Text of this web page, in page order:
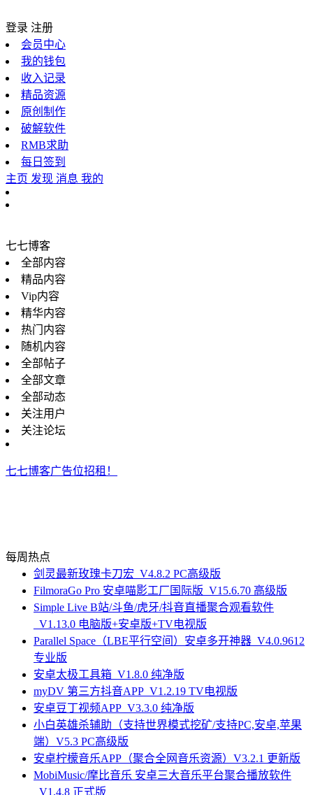
登录 注册
会员中心
我的钱包
收入记录
精品资源
原创制作
破解软件
RMB求助
每日签到
主页 发现 消息 我的
七七博客
全部内容
精品内容
Vip内容
精华内容
热门内容
随机内容
全部帖子
全部文章
全部动态
关注用户
关注论坛
七七博客广告位招租！
每周热点
剑灵最新玫瑰卡刀宏_V4.8.2 PC高级版
FilmoraGo Pro 安卓喵影工厂国际版_V15.6.70 高级版
Simple Live B站/斗鱼/虎牙/抖音直播聚合观看软件
_V1.13.0 电脑版+安卓版+TV电视版
Parallel Space（LBE平行空间）安卓多开神器_V4.0.9612
专业版
安卓太极工具箱_V1.8.0 纯净版
myDV 第三方抖音APP_V1.2.19 TV电视版
安卓豆丁视频APP_V3.3.0 纯净版
小白英雄杀辅助（支持世界模式挖矿/支持PC,安卓,苹果
端）V5.3 PC高级版
安卓柠檬音乐APP（聚合全网音乐资源）V3.2.1 更新版
MobiMusic/摩比音乐 安卓三大音乐平台聚合播放软件
_V1.4.8 正式版